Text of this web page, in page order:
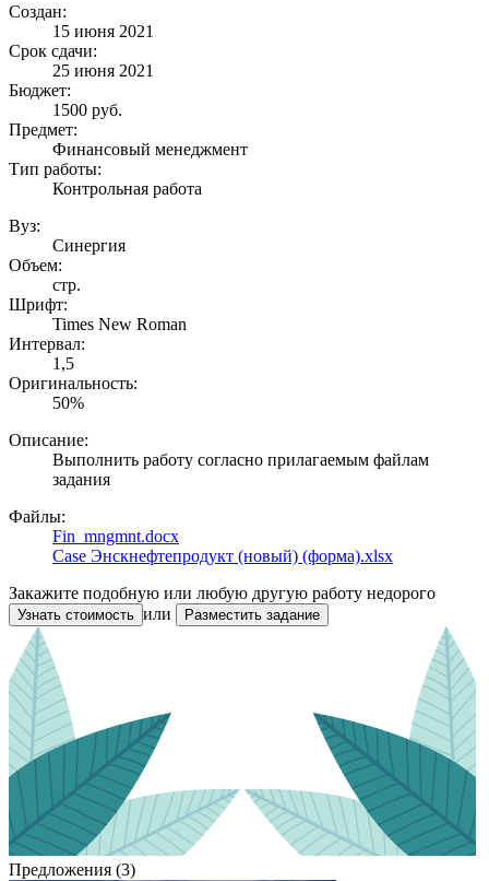
Создан:
15 июня 2021
Срок сдачи:
25 июня 2021
Бюджет:
1500 руб.
Предмет:
Финансовый менеджмент
Тип работы:
Контрольная работа
Вуз:
Синергия
Объем:
стр.
Шрифт:
Times New Roman
Интервал:
1,5
Оригинальность:
50%
Описание:
Выполнить работу согласно прилагаемым файлам
задания
Файлы:
Fin_mngmnt.docx
Case Энскнефтепродукт (новый) (форма).xlsx
Закажите подобную или любую другую работу недорого
Узнать стоимость или Разместить задание
Предложения (3)